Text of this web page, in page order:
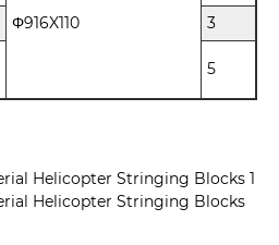
Φ916X110
3
5